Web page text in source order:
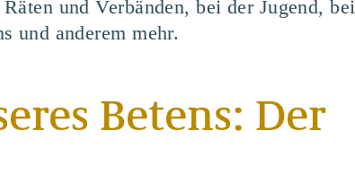
und Verbänden, bei der Jugend,
und anderem mehr.
Betens: Der